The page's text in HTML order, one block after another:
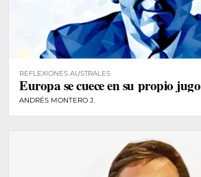
REFLEXIONES AUSTRALES
Europa se cuece en su propio jugo
ANDRÉS MONTERO J.